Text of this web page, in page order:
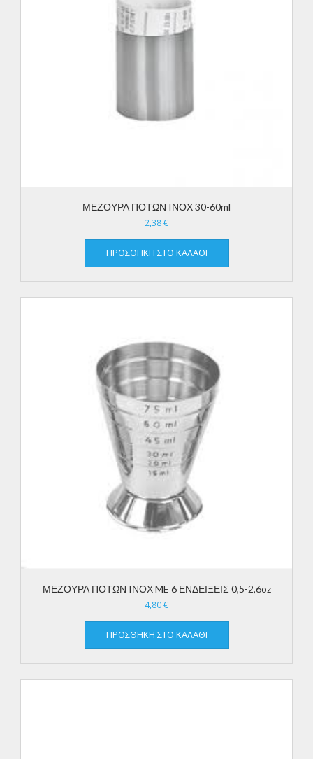
ΜΕΖΟΥΡΑ ΠΟΤΩΝ IΝΟΧ 30-60ml
2,38€
ΠΡΟΣΘΉΚΗ ΣΤΟ ΚΑΛΆΘΙ
ΜΕΖΟΥΡΑ ΠΟΤΩΝ IΝΟΧ ME 6 ΕΝΔΕΙΞΕΙΣ 0,5-2,6oz
4,80€
ΠΡΟΣΘΉΚΗ ΣΤΟ ΚΑΛΆΘΙ